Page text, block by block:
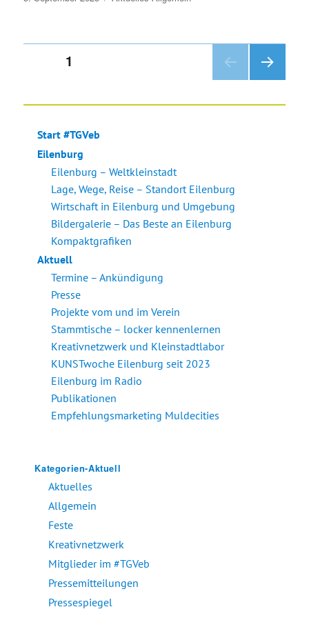
Seitennummerierung
Beiträge
1
HSTE
Start #TGVeb
Eilenburg
Eilenburg – Weltkleinstadt
Lage, Wege, Reise – Standort Eilenburg
Wirtschaft in Eilenburg und Umgebung
Bildergalerie – Das Beste an Eilenburg
Kompaktgrafiken
Aktuell
Termine – Ankündigung
Presse
Projekte vom und im Verein
Stammtische – locker kennenlernen
Kreativnetzwerk und Kleinstadtlabor
KUNSTwoche Eilenburg seit 2023
Eilenburg im Radio
Publikationen
Empfehlungsmarketing Muldecities
Kategorien-Aktuell
Aktuelles
Allgemein
Feste
Kreativnetzwerk
Mitglieder im #TGVeb
Pressemitteilungen
Pressespiegel